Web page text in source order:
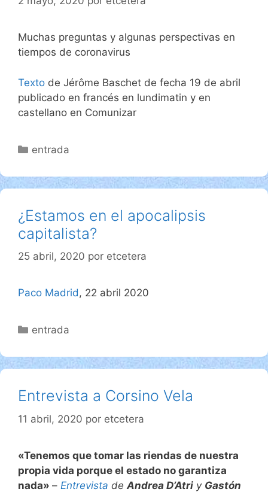
Muchas preguntas y algunas perspectivas en
tiempos de coronavirus
Texto de Jérôme Baschet de fecha 19 de abril
publicado en francés en lundimatin y en
castellano en Comunizar
Categorías
entrada
¿Estamos en el apocalipsis
capitalista?
25 abril, 2020 por etcetera
Paco Madrid, 22 abril 2020
Categorías
entrada
Entrevista a Corsino Vela
11 abril, 2020 por etcetera
«Tenemos que tomar las riendas de nuestra
propia vida porque el estado no garantiza
nada» – Entrevista de Andrea D’Atri y Gastón